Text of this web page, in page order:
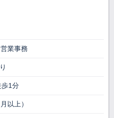
業事務
1分
以上）